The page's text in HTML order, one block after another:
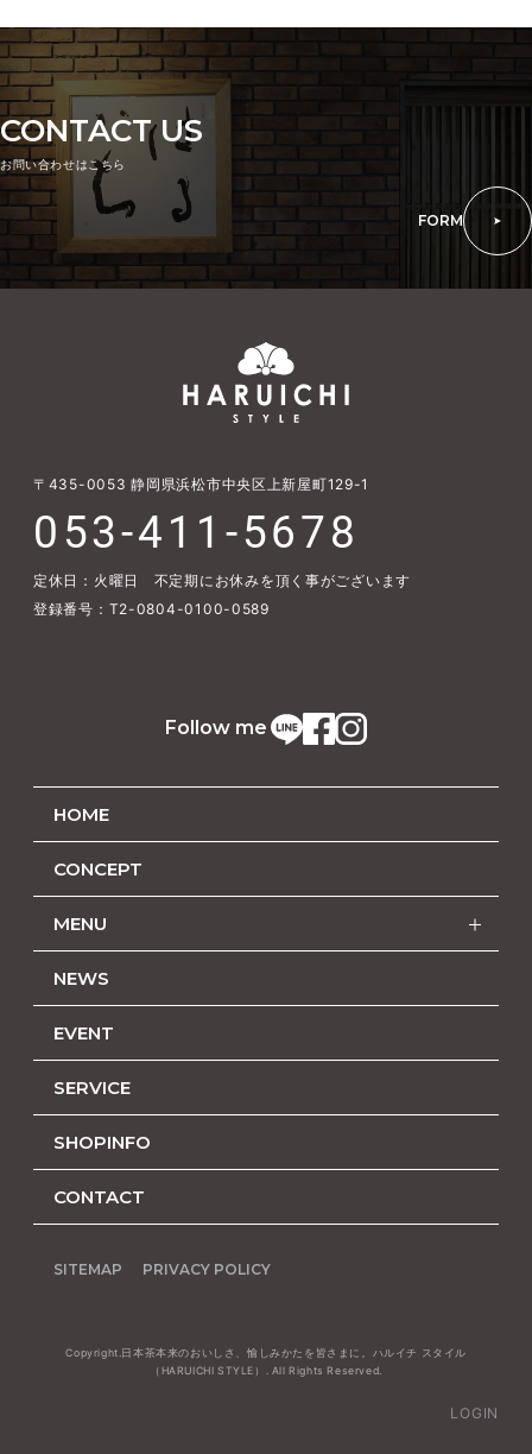
CONTACT US
お問い合わせはこちら
FORM
〒435-0053 静岡県浜松市中央区上新屋町129-1
053-411-5678
定休日：火曜日 不定期にお休みを頂く事がございます
登録番号：T2-0804-0100-0589
Follow me
HOME
CONCEPT
MENU
NEWS
EVENT
SERVICE
SHOPINFO
CONTACT
SITEMAP PRIVACY POLICY
Copyright.日本茶本来のおいしさ、愉しみかたを皆さまに。ハルイチ スタイル
（HARUICHI STYLE）. All Rights Reserved.
LOGIN